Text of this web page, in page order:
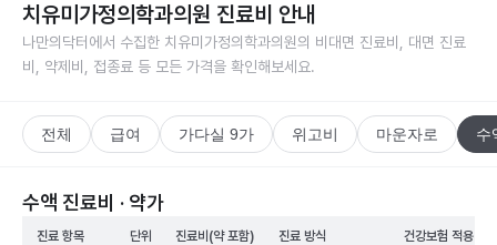
력하고 있습니다. 앞으로도 안전하고 효과적인 진료로 보답드리겠습니
다.
치유미가정의학과의원 진료비 안내
나만의닥터에서 수집한 치유미가정의학과의원의 비대면 진료비, 대면 진료
비, 약제비, 접종료 등 모든 가격을 확인해보세요.
전체 급여 가다실 9가 위고비 마운자로 수
수액 진료비 · 약가
진료 항목 단위 진료비(약 포함) 진료 방식 건강보험 적용